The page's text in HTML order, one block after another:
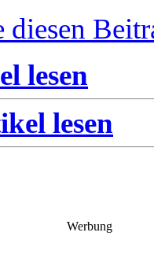
diesen
lesen
lesen
Werbung